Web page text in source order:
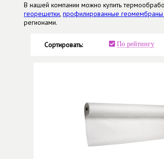
В нашей компании можно купить
георешетки, профилированные
регионами.
Сортировать: По рейтингу